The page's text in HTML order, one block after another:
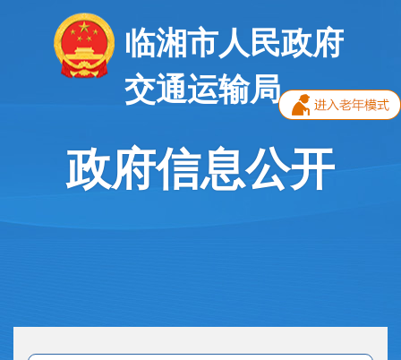
临湘市人民政府
交通运输局
政府信息公开